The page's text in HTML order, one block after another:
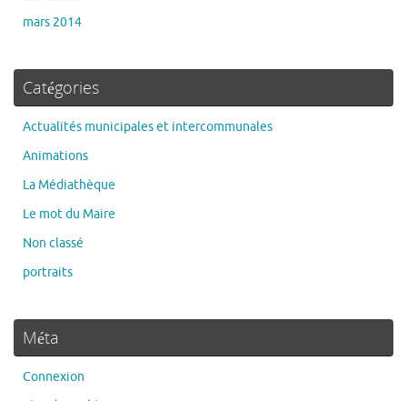
mars 2014
Catégories
Actualités municipales et intercommunales
Animations
La Médiathèque
Le mot du Maire
Non classé
portraits
Méta
Connexion